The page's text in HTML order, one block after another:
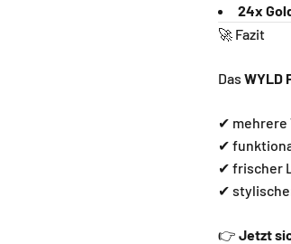
24x
🚀 Fazit
Das WYLD
✔ mehrere
✔
✔ frischer
✔
👉 Jetzt